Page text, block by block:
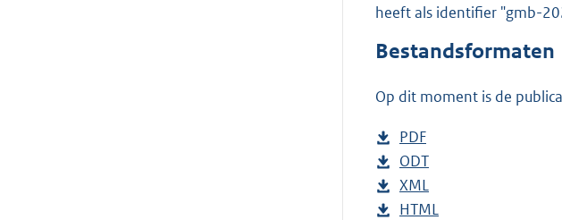
heeft als identifier "gmb-
Bestandsformaten
Op dit moment is de
D
o
w
n
PDF
e
s
t
D
o
w
ODT
s
D
o
XML
e
D
HTML